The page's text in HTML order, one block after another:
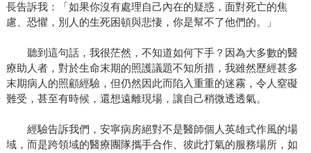
長告訴我：「如果你沒有處理自己內在的疑惑，面對死亡的焦
慮、恐懼，別人的生死困頓與悲悽，你是幫不了他們的。」
聽到這句話，我很茫然，不知道如何下手？因為大多數的醫
療助人者，對於生命末期的照護議題不知所措，我雖然歷經甚多
末期病人的照顧經驗，但仍然因此而陷入重重的迷霧，令人窒礙
難受，甚至有時候，還想遠離現場，讓自己稍微透透氣。
經驗告訴我們，安寧病房絕對不是醫師個人英雄式作風的場
域，而是跨領域的醫療團隊攜手合作、彼此打氣的服務場所，如